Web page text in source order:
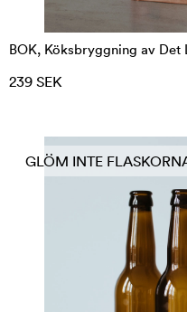
BOK, Köksbryggning av
239 SEK
GLÖM INTE